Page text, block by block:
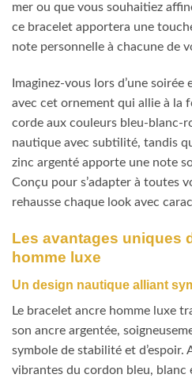
mer ou que vous souhaitiez
ce bracelet apportera une
note personnelle à chacune de
Imaginez-vous lors d’une
avec cet ornement qui allie à la
corde aux couleurs bleu-blanc-
nautique avec subtilité, tandis
zinc argenté apporte une note
Conçu pour s’adapter à toutes
rehausse chaque look avec
Les avantages uniques
homme luxe
Un design nautique alliant
Le bracelet ancre homme luxe
son ancre argentée,
symbole de stabilité et d’espoir.
vibrantes du cordon bleu, blanc